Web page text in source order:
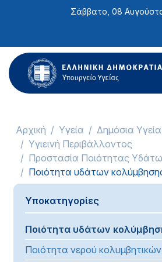
ιστότοπος
περιλαμβάνει
ένα
σύστημα
Σάββατο, 08
Αρχική Υγεία
Δημόσια Υγεία
Υγιεινή Περιβάλλοντος
Προστασία Ποιότητας
Ποιότητα υδάτων
Υποκατηγορίες
Ποιότητα υδάτων
Ποιότητα νερού